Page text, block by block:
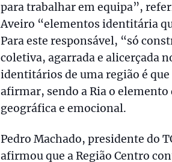
para trabalhar em equipa”,
Aveiro “elementos identitária
Para este responsável, “só
coletiva, agarrada e alicerçada
identitários de uma região é que
afirmar, sendo a Ria o
geográfica e emocional.
Pedro Machado, presidente do
afirmou que a Região Centro